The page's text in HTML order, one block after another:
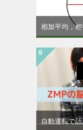
相加平均，
自動運転で